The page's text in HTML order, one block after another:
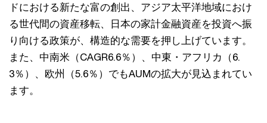
ドにおける新たな富の創出、アジア太平洋地域におけ
る世代間の資産移転、日本の家計金融資産を投資へ振
り向ける政策が、構造的な需要を押し上げています。
また、中南米（CAGR6.6％）、中東・アフリカ（6.
3％）、欧州（5.6％）でもAUMの拡大が見込まれてい
ます。